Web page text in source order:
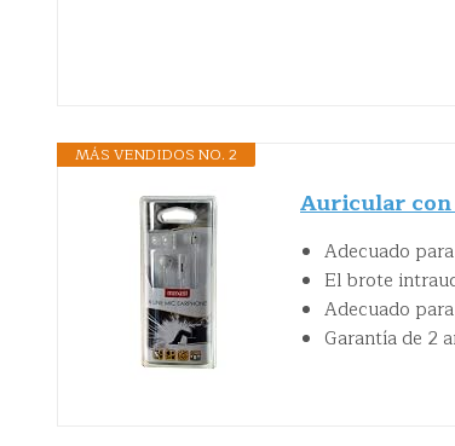
MÁS VENDIDOS NO. 2
Auricular
Adecuado
El brote
Adecuado
Garantía de 2